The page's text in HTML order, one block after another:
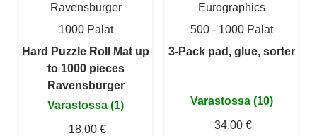
Ravensburger
1000 Palat
Hard Puzzle Roll Mat up
to 1000 pieces
Ravensburger
Varastossa (1)
18,00 €
Eurographics
500 - 1000 Palat
3-Pack pad, glue, sorter
Varastossa (10)
34,00 €